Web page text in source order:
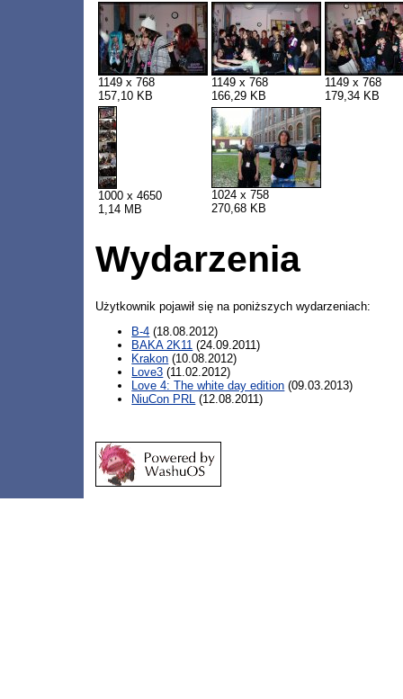
1149 x 768
157,10 KB
1149 x 768
166,29 KB
1149 x 768
179,34 KB
1000 x 4650
1,14 MB
1024 x 758
270,68 KB
Wydarzenia
Użytkownik pojawił się na poniższych wydarzeniach:
B-4 (18.08.2012)
BAKA 2K11 (24.09.2011)
Krakon (10.08.2012)
Love3 (11.02.2012)
Love 4: The white day edition (09.03.2013)
NiuCon PRL (12.08.2011)